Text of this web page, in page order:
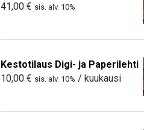
41,00 € sis. alv. 10%
Kestotilaus Digi- ja Paperilehti
10,00 € sis. alv. 10% / kuukausi